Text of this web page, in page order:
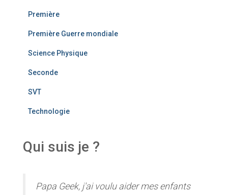
Première
Première Guerre mondiale
Science Physique
Seconde
SVT
Technologie
Qui suis je ?
Papa Geek, j'ai voulu aider mes enfants